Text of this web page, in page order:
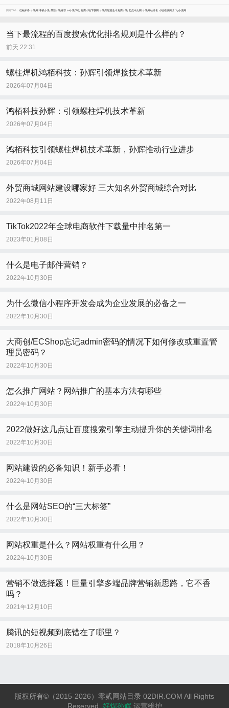
网站TAG： 红袖添香 小说网 手机小说 最新小说推荐 txt小说下载 免费小说下载网 小说阅读器全本免费小说 起点中文网 小说网站排名 小说在线阅读 3g小说网
当下最流程的百度搜索优化排名规则是什么样的？
前天 22:31
螺柱焊机鸿栢科技：孙辉引领焊接技术革新
2026年07月04日
鸿栢科技孙辉：引领螺柱焊机技术革新
2026年07月04日
鸿栢科技引领螺柱焊机技术革新，孙辉推动行业进步
2026年07月04日
外贸商城网站建设哪家好 三大知名外贸商城综合对比
2022年08月11日
TikTok2022年全球电商软件下载量中排名第一
2023年01月08日
什么是电子邮件营销？
2022年10月30日
为什么微信小程序开发会成为企业发展的必备之一
2022年10月30日
大商创/ECShop忘记admin密码的情况下如何修改或重置管
理员密码？
2022年10月30日
怎么推广网站？网站推广的基本方法有哪些
2022年10月30日
2022做好这几点让百度搜索引擎主动提升你的关键词排名
2022年10月30日
网站建设的必备知识！新手必看！
2022年10月30日
什么是网站SEO的“三大标签”
2022年10月30日
网站权重是什么？网站权重有什么用？
2022年10月30日
营销不做选择题！巨量引擎多端品牌营销新思路，它不香
吗？
2021年12月10日
腾讯的短视频到底错在了哪里？
2018年10月26日
版权所有©（2015-2026）零贰网站目录 02DIR.COM All Rights
Reserved. 好焊孙辉 运营维护